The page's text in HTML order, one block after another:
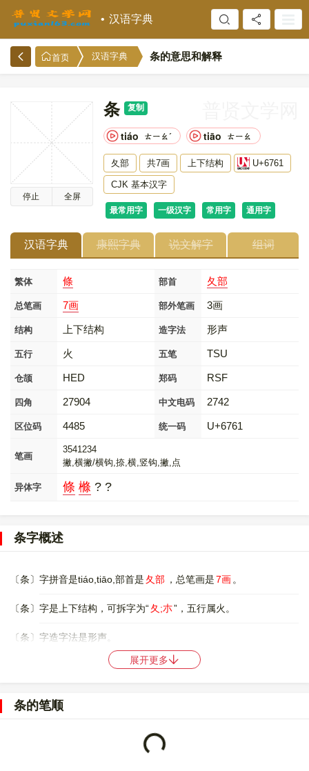
汉语字典
首页 汉语字典 条的意思和解释
停止 全屏
条 复制
tiáo ㄊㄧㄠˊ tiāo ㄊㄧㄠ
夂部 共7画 上下结构 U+6761
CJK 基本汉字
最常用字 一级汉字 常用字 通用字
汉语字典 康熙字典 说文解字 组词
繁体 條 部首 夂部
总笔画 7画 部外笔画 3画
结构 上下结构 造字法 形声
五行 火 五笔 TSU
仓颉 HED 郑码 RSF
四角 27904 中文电码 2742
区位码 4485 统一码 U+6761
笔画
3541234
撇,横撇/横钩,捺,横,竖钩,撇,点
异体字 條 樤 ? ?
条字概述
〔条〕字拼音是tiáo,tiāo,部首是 夂部 ，总笔画是7画 。
〔条〕字是上下结构，可拆字为“夂;朩”，五行属火。
〔条〕字造字法是形声。
HED，五笔是TSU，四角号码是
〔条〕字的UNICODE是
00006761，UTF-8：E6 9D A1。
展开更多
条的笔顺
Loading...